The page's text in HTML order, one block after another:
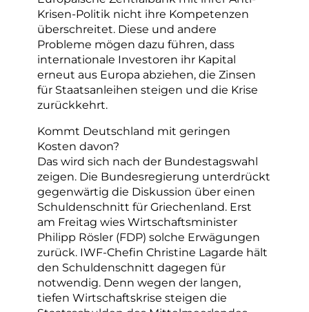
Krisen-Politik nicht ihre Kompetenzen
überschreitet. Diese und andere
Probleme mögen dazu führen, dass
internationale Investoren ihr Kapital
erneut aus Europa abziehen, die Zinsen
für Staatsanleihen steigen und die Krise
zurückkehrt.
Kommt Deutschland mit geringen
Kosten davon?
Das wird sich nach der Bundestagswahl
zeigen. Die Bundesregierung unterdrückt
gegenwärtig die Diskussion über einen
Schuldenschnitt für Griechenland. Erst
am Freitag wies Wirtschaftsminister
Philipp Rösler (FDP) solche Erwägungen
zurück. IWF-Chefin Christine Lagarde hält
den Schuldenschnitt dagegen für
notwendig. Denn wegen der langen,
tiefen Wirtschaftskrise steigen die